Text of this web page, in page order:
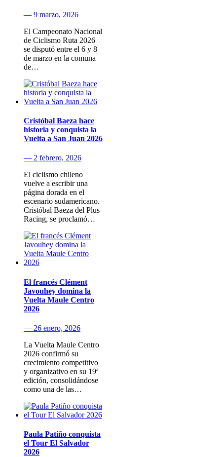
— 9 marzo, 2026
El Campeonato Nacional
de Ciclismo Ruta 2026
se disputó entre el 6 y 8
de marzo en la comuna
de…
Cristóbal Baeza hace
historia y conquista la
Vuelta a San Juan 2026
— 2 febrero, 2026
El ciclismo chileno
vuelve a escribir una
página dorada en el
escenario sudamericano.
Cristóbal Baeza del Plus
Racing, se proclamó…
El francés Clément
Javouhey domina la
Vuelta Maule Centro
2026
— 26 enero, 2026
La Vuelta Maule Centro
2026 confirmó su
crecimiento competitivo
y organizativo en su 19ª
edición, consolidándose
como una de las…
Paula Patiño conquista
el Tour El Salvador
2026